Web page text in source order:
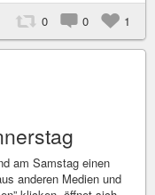
0 0 1
am Samstag einen
anderen Medien und